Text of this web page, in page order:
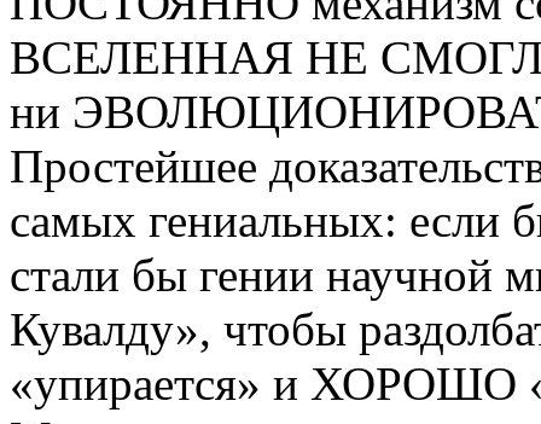
ВСЕЛЕННАЯ НЕ
ни
Простейшее
самых гениальных: если
стали бы гении научной
Кувалду», чтобы
«упирается» и ХОРОШО